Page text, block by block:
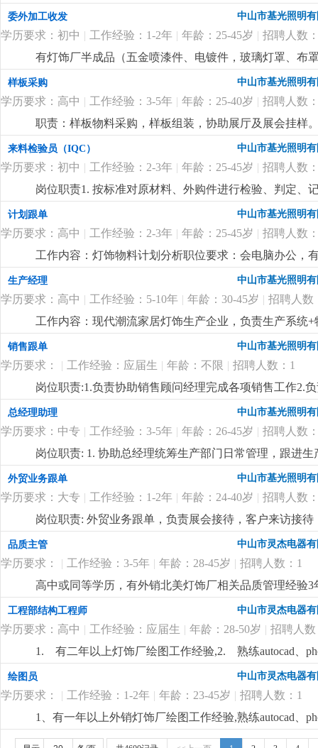
生产。3. 监督规范操作、现场5s，预防批量不良。4. 跟
维护量具，确保数据可追溯。岗位要求1. 高中及以上学
工艺和检验要求。3. 细心负责、有原则，沟通和执行力
委外加工收发 中山市基光照明
学历要求：初中 | 工作经验：1-2年 | 年龄：25-45岁 | 招聘人数
有灯饰厂半成品（五金喷漆件、电镀件，玻璃灯罩、布
工工艺，清点数量，开单委外，按单收货，要求会用电
样板采购 中山市基光照明
学历要求：高中 | 工作经验：3-5年 | 年龄：25-40岁 | 招聘人数
职责：样板物料采购，样板组装，协助展厅及展会挂样
购，能看懂配件图纸，有工程部打样配件采购经验。更
来料检验员（IQC） 中山市基光照明
学历要求：初中 | 工作经验：2-3年 | 年龄：25-45岁 | 招聘人数
岗位职责1. 按标准对原材料、外购件进行检验、判定、
检验量具，保证正常使用。4. 反馈来料异常，协助供应
以上学历，有工厂检验经验优先。2. 会使用卡尺等量具
简单电脑操作，如实填写记录。更详细...
计划跟单 中山市基光照明
学历要求：高中 | 工作经验：2-3年 | 年龄：25-45岁 | 招聘人数
工作内容：灯饰物料计划分析职位要求：会电脑办公，
艺流程，懂mc物料分析，能看懂bom表和cad配件图。
回双程车费报销
生产经理 中山市基光照明
学历要求：高中 | 工作经验：5-10年 | 年龄：30-45岁 | 招聘人数
工作内容：现代潮流家居灯饰生产企业，负责生产系统
产管理和物料管理，懂现代潮流设计款灯饰的生产工艺
性。
销售跟单 中山市基光照明
学历要求： | 工作经验：应届生 | 年龄：不限 | 招聘人数：1
岗位职责:1.负责协助销售顾问经理完成各项销售工作2.
做好市场相关的各项业务事宜岗位要求:1.初中及以上学
心，做事细心，有上进心4.具有较强的沟通协调能力，
详细 ...
总经理助理 中山市基光照明
学历要求：中专 | 工作经验：3-5年 | 年龄：26-45岁 | 招聘人数
岗位职责: 1. 协助总经理统筹生产部门日常管理，跟进
2. 负责公司人事基础工作：员工招聘、入职离职、考勤
公司指令，整理生产报表、会议纪要，跟进各项工作督
位要求:1.有工厂工作经验，懂生产管理或做过人事/行
顺畅，服从管理，能长期稳定做。岗位待遇与福利：面
外贸业务跟单 中山市基光照明
学历要求：大专 | 工作经验：1-2年 | 年龄：24-40岁 | 招聘人数
岗位职责: 外贸业务跟单，负责展会接待，客户来访接
级，能基本交流。有类似灯饰企业工作经验。岗位待遇
品质主管 中山市灵杰电器
学历要求： | 工作经验：3-5年 | 年龄：28-45岁 | 招聘人数：1
高中或同等学历，有外销北美灯饰厂相关品质管理经验
工程部结构工程师 中山市灵杰电器
学历要求：高中 | 工作经验：应届生 | 年龄：28-50岁 | 招聘人数
1. 有二年以上灯饰厂绘图工作经验,2. 熟练autocad、
作经验优先.更详细...
绘图员 中山市灵杰电器
学历要求： | 工作经验：1-2年 | 年龄：23-45岁 | 招聘人数：1
1、有一年以上外销灯饰厂绘图工作经验,熟练autocad、
优先.更详细...